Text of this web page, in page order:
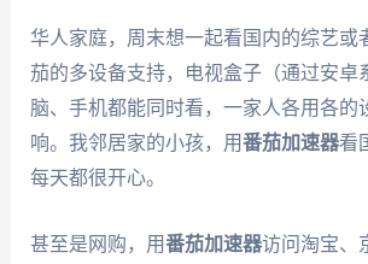
华人家庭，周末想一起看国内的综艺或
茄的多设备支持，电视盒子（通过安卓
脑、手机都能同时看，一家人各用各的
响。我邻居家的小孩，用番茄加速器看
每天都很开心。
甚至是网购，用番茄加速器访问淘宝、